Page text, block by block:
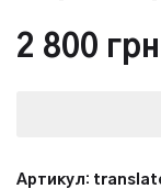
2 800
Артикул: